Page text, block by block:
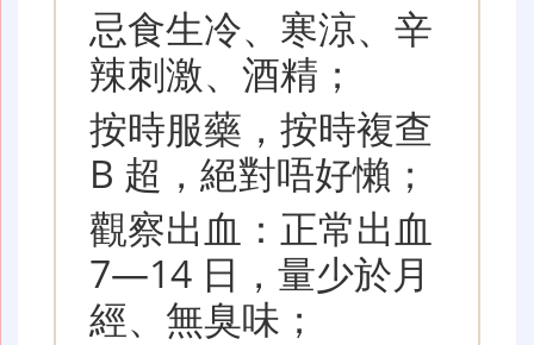
忌食生冷、寒涼、辛
辣刺激、酒精；
按時服藥，按時複查
B 超，絕對唔好懶；
觀察出血：正常出血
7—14 日，量少於月
經、無臭味；